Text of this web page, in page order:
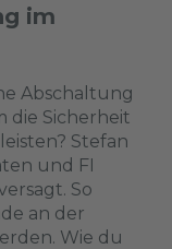
im
Abschaltung
die Sicherheit
Stefan
und FI
So
an der
Wie du